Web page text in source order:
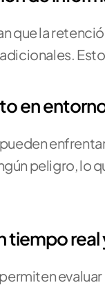
que la
en
peligro, lo
tiempo